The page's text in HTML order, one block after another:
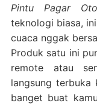
Pintu Pagar
teknologi biasa,
cuaca nggak
Produk satu ini
remote atau
langsung
banget buat